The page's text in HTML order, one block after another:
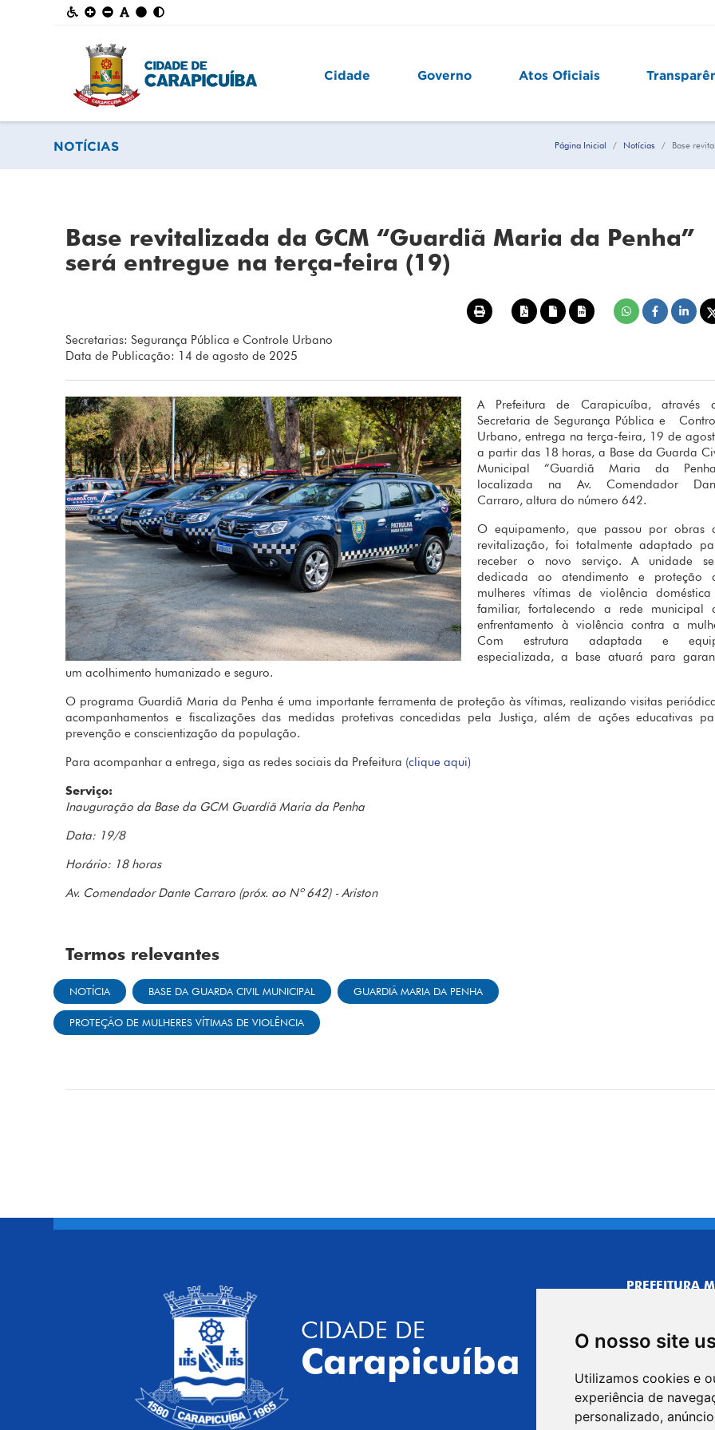
O nosso site
Utilizamos cookies e
experiência de
personalizado,
Cidade Governo Atos Oficiais
NOTÍCIAS Página Inicial Notícias Base
Base revitalizada da GCM “Guardiã Maria da Penha”
será entregue na terça-feira (19)
Secretarias: Segurança Pública e Controle Urbano
Data de Publicação: 14 de agosto de 2025
A Prefeitura de Carapicuíba, através
Secretaria de Segurança Pública e
Urbano, entrega na terça-feira, 19 de
a partir das 18 horas, a Base da Guarda
Municipal “Guardiã Maria da
localizada na Av. Comendador
Carraro, altura do número 642.
O equipamento, que passou por obras
revitalização, foi totalmente adaptado
receber o novo serviço. A unidade
dedicada ao atendimento e proteção
mulheres vítimas de violência
familiar, fortalecendo a rede municipal
enfrentamento à violência contra a
Com estrutura adaptada e
especializada, a base atuará para
um acolhimento humanizado e seguro.
O programa Guardiã Maria da Penha é uma importante ferramenta de proteção às vítimas, realizando visitas
acompanhamentos e fiscalizações das medidas protetivas concedidas pela Justiça, além de ações educativas
prevenção e conscientização da população.
Para acompanhar a entrega, siga as redes sociais da Prefeitura (clique aqui)
Serviço:
Inauguração da Base da GCM Guardiã Maria da Penha
Data: 19/8
Horário: 18 horas
Av. Comendador Dante Carraro (próx. ao Nº 642) - Ariston
Termos relevantes
NOTÍCIA BASE DA GUARDA CIVIL MUNICIPAL GUARDIÃ MARIA DA PENHA
PROTEÇÃO DE MULHERES VÍTIMAS DE VIOLÊNCIA
CIDADE DE
Carapicuíba
PREFEITURA
CENTRO
R. Joaquim das
Telefone:
GABINETE DO
R. Joaquim das